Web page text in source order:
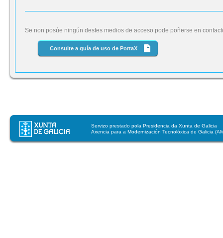
Se non posúe ningún destes medios de acceso pode poñerse en
Consulte a guía de uso de PortaX
Servizo prestado pola Presidencia da Xunta de Galicia
Axencia para a Modernización Tecnolóxica de Galicia